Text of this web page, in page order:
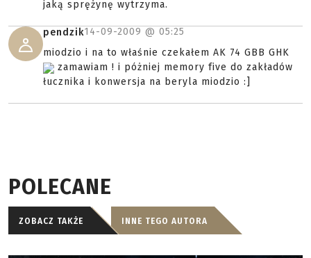
jaką sprężynę wytrzyma.
pendzik14-09-2009 @ 05:25
miodzio i na to właśnie czekałem AK 74 GBB GHK
zamawiam ! i póżniej memory five do zakładów
łucznika i konwersja na beryla miodzio :]
POLECANE
ZOBACZ TAKŻE INNE TEGO AUTORA